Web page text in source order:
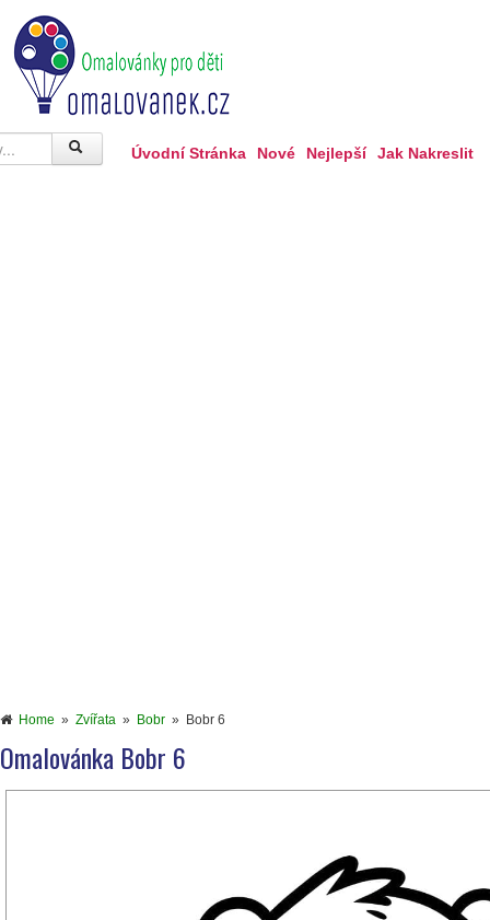
Úvodní Stránka Nové Nejlepší Jak Nakreslit
Home » Zvířata » Bobr » Bobr 6
Omalovánka Bobr 6